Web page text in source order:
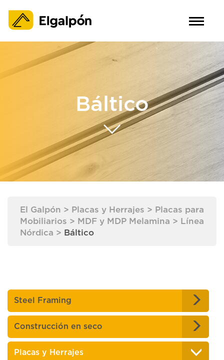
Báltico
El Galpón > Placas y Herrajes > Placas para
Mobiliarios > MDF y MDP Melamina > Línea
Nórdica > Báltico
Steel Framing
Construcción en seco
Placas y Herrajes